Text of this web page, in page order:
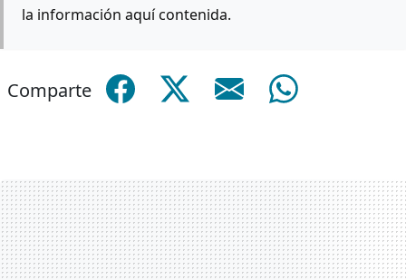
la información aquí contenida.
Comparte